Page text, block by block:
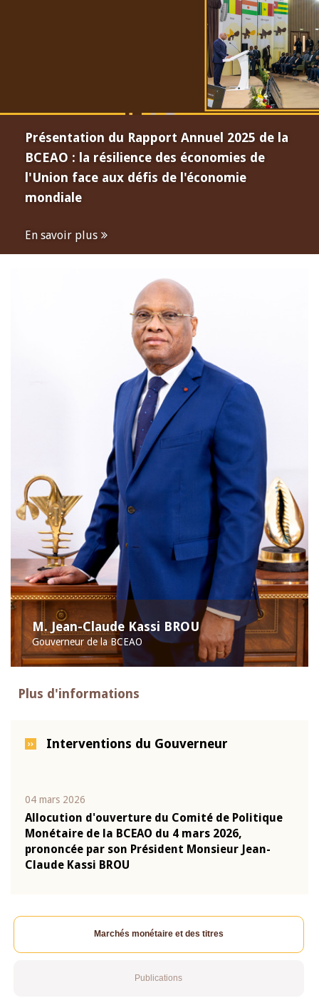
Présentation du Rapport Annuel 2025 de la
BCEAO : la résilience des économies de
l'Union face aux défis de l'économie
mondiale
En savoir plus
M. Jean-Claude Kassi BROU
Gouverneur de la BCEAO
Plus d'informations
Interventions du Gouverneur
04 mars 2026
Allocution d'ouverture du Comité de Politique
Monétaire de la BCEAO du 4 mars 2026,
prononcée par son Président Monsieur Jean-
Claude Kassi BROU
Marchés monétaire et des titres
Publications